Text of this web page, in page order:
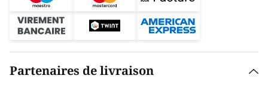
Partenaires de livraison